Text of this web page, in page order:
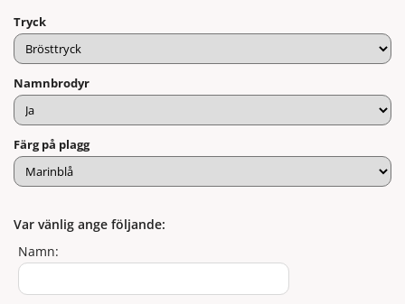
Tryck
Namnbrodyr
Färg på plagg
Var vänlig ange följande:
Namn: